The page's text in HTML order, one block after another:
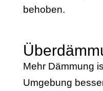
behoben.
Mehr Dämmung
Umgebung